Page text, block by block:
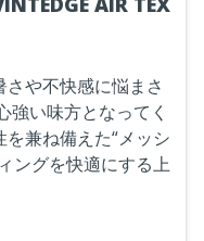
や不快感に悩まさ
強い味方となってく
兼ね備えた“メッシ
ングを快適にする上